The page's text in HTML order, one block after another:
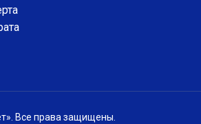
Все права защищены.